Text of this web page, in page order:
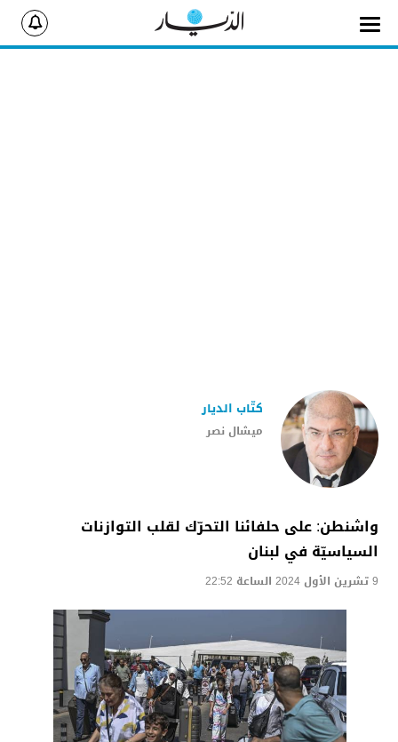
ميشال نصر
كتّاب الديار
واشنطن: على حلفائنا التحرّك لقلب التوازنات
السياسيّة في لبنان
9 تشرين الأول 2024 الساعة 22:52